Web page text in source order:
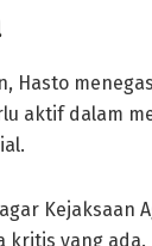
Hasto
aktif dalam
Kejaksaan
kritis yang